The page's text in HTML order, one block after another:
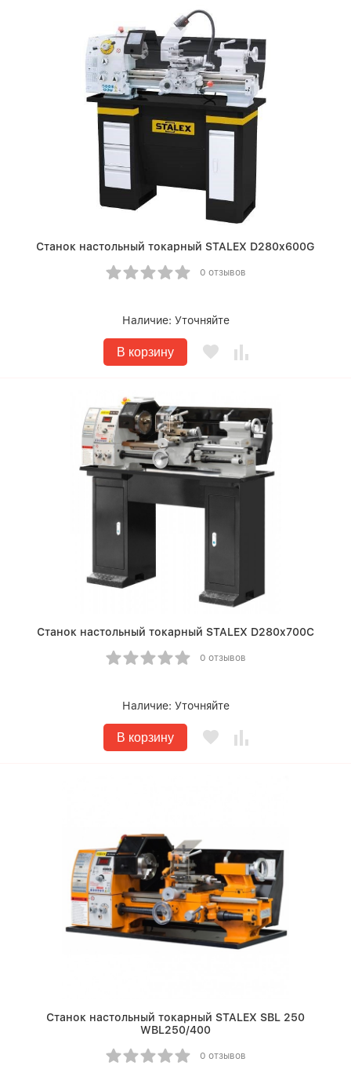
Станок настольный токарный STALEX D280x600G
0 отзывов
Наличие: Уточняйте
В корзину
Станок настольный токарный STALEX D280x700C
0 отзывов
Наличие: Уточняйте
В корзину
Станок настольный токарный STALEX SBL 250
WBL250/400
0 отзывов